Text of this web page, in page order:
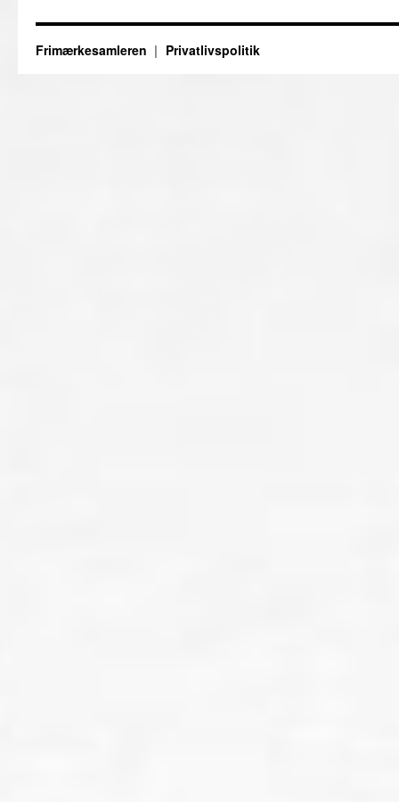
Frimærkesamleren Privatlivspolitik